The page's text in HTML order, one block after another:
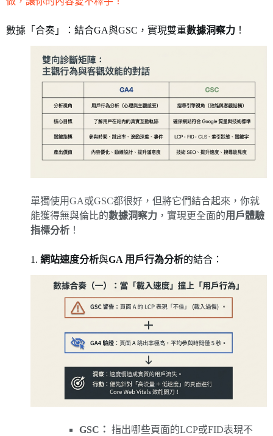
數據「合奏」：結合GA與GSC，實現雙重數據洞察力 ！
單獨使用GA或GSC都很好，但將它們結合起來，你就
能獲得無與倫比的數據洞察力 ，實現更全面的用戶體驗
指標分析 ！
1. 網站速度分析與GA 用戶行為分析的結合：
GSC： 指出哪些頁面的LCP或FID表現不